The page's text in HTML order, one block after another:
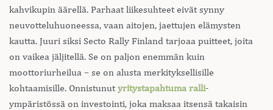
kahvikupin äärellä. Parhaat liikesuhteet eivät synny
neuvotteluhuoneessa, vaan aitojen, jaettujen elämysten
kautta. Juuri siksi Secto Rally Finland tarjoaa puitteet, joita
on vaikea jäljitellä. Se on paljon enemmän kuin
moottoriurheilua – se on alusta merkityksellisille
kohtaamisille. Onnistunutyritystapahtuma ralli-
ympäristössä on investointi, joka maksaa itsensä takaisin